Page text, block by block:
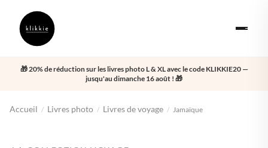
🎁 20% de réduction sur les livres photo L & XL avec le code KLIKKIE20 —
jusqu'au dimanche 16 août ! 🎁
Accueil / Livres photo / Livres de voyage / Jamaïque